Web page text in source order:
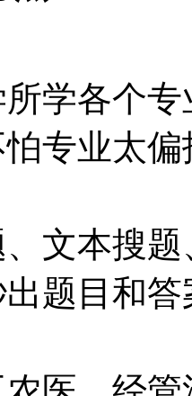
学各个
专业太
文本搜
题目和答